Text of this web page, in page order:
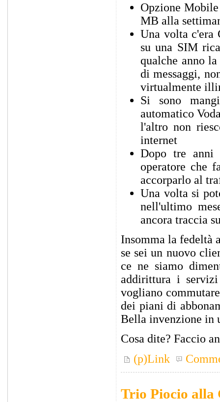
Opzione
MB alla
Una volta c'era
su una SIM
qualche anno
di messaggi,
virtualmente
Si sono
automatico
l'altro non
internet
Dopo tre anni
operatore che
accorparlo al
Una volta si
nell'ultimo
ancora traccia
Insomma la fedeltà
se sei un nuovo
ce ne siamo
addirittura i
vogliano
dei piani di
Bella invenzione in
Cosa dite? Faccio
(p)Link
Trio Piocio alla